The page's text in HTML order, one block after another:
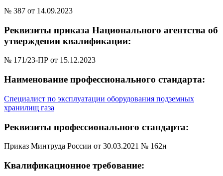
№ 387 от 14.09.2023
Реквизиты приказа Национального агентства об
утверждении квалификации:
№ 171/23-ПР от 15.12.2023
Наименование профессионального стандарта:
Специалист по эксплуатации оборудования подземных
хранилищ газа
Реквизиты профессионального стандарта:
Приказ Минтруда России от 30.03.2021 № 162н
Квалификационное требование: